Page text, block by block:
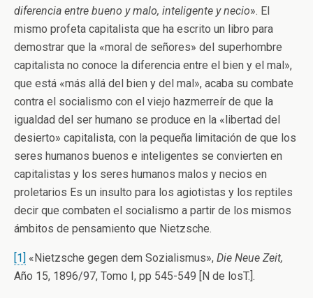
diferencia entre bueno y malo, inteligente y necio». El
mismo profeta capitalista que ha escrito un libro para
demostrar que la «moral de señores» del superhombre
capitalista no conoce la diferencia entre el bien y el mal»,
que está «más allá del bien y del mal», acaba su combate
contra el socialismo con el viejo hazmerreír de que la
igualdad del ser humano se produce en la «libertad del
desierto» capitalista, con la pequeña limitación de que los
seres humanos buenos e inteligentes se convierten en
capitalistas y los seres humanos malos y necios en
proletarios Es un insulto para los agiotistas y los reptiles
decir que combaten el socialismo a partir de los mismos
ámbitos de pensamiento que Nietzsche.
[1] «Nietzsche gegen dem Sozialismus», Die Neue Zeit,
Año 15, 1896/97, Tomo I, pp 545-549 [N de losT.].